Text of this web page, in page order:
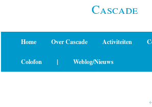
Cascade
Home Over Cascade Activiteiten
Colofon | Weblog/Nieuws